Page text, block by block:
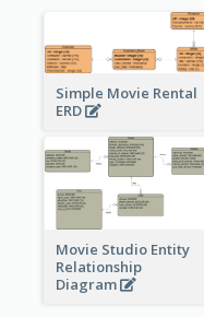
Simple Movie Rental
ERD
Movie Studio Entity
Relationship
Diagram